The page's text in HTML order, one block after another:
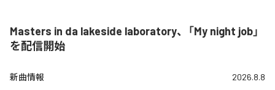
Masters in da lakeside laboratory、「My night job」
を配信開始
新曲情報 2026.8.8